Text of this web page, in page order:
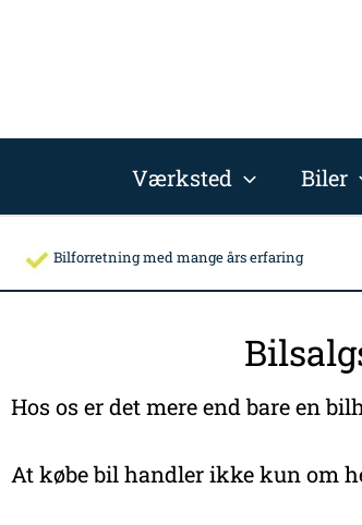
Værksted Biler
Bilforretning med mange års erfaring
Hos os er det mere end bare en
At købe bil handler ikke kun om